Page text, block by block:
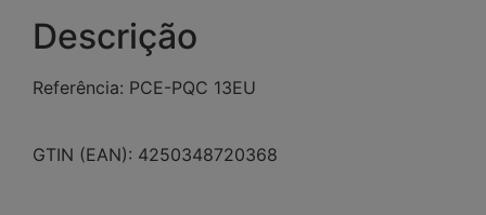
Descrição
Referência: PCE-PQC 13EU
GTIN (EAN): 4250348720368